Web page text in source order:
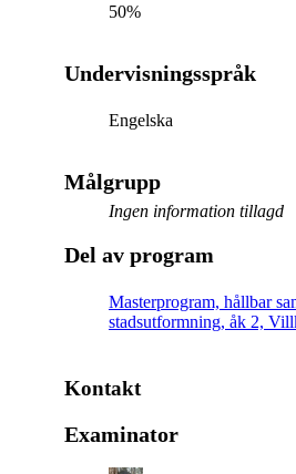
50%
Undervisningsspråk
Engelska
Målgrupp
Ingen information tillagd
Del av program
Masterprogram, hållbar
stadsutformning, åk 2,
Kontakt
Examinator